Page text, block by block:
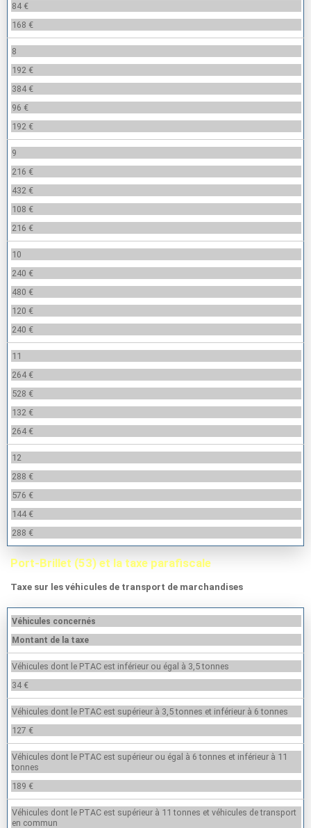
84 €
168 €
8
192 €
384 €
96 €
192 €
9
216 €
432 €
108 €
216 €
10
240 €
480 €
120 €
240 €
11
264 €
528 €
132 €
264 €
12
288 €
576 €
144 €
288 €
Port-Brillet (53) et la taxe parafiscale
Taxe sur les véhicules de transport de marchandises
Véhicules concernés
Montant de la taxe
Véhicules dont le PTAC est inférieur ou égal à 3,5 tonnes
34 €
Véhicules dont le PTAC est supérieur à 3,5 tonnes et inférieur à 6 tonnes
127 €
Véhicules dont le PTAC est supérieur ou égal à 6 tonnes et inférieur à 11
tonnes
189 €
Véhicules dont le PTAC est supérieur à 11 tonnes et véhicules de transport
en commun